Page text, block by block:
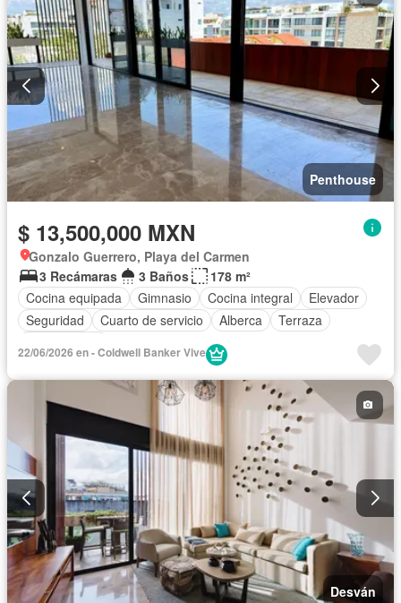
Penthouse
$ 13,500,000 MXN
Gonzalo Guerrero, Playa del Carmen
3 Recámaras
3 Baños
178 m²
Cocina equipada
Gimnasio Cocina integral
Elevador
Seguridad
Cuarto de servicio Alberca
Terraza
22/06/2026 en - Coldwell Banker Vive
Desván